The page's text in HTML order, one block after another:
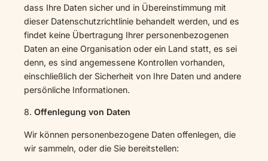
dass Ihre Daten sicher und in Übereinstimmung mit
dieser Datenschutzrichtlinie behandelt werden, und es
findet keine Übertragung Ihrer personenbezogenen
Daten an eine Organisation oder ein Land statt, es sei
denn, es sind angemessene Kontrollen vorhanden,
einschließlich der Sicherheit von Ihre Daten und andere
persönliche Informationen.
8. Offenlegung von Daten
Wir können personenbezogene Daten offenlegen, die
wir sammeln, oder die Sie bereitstellen: